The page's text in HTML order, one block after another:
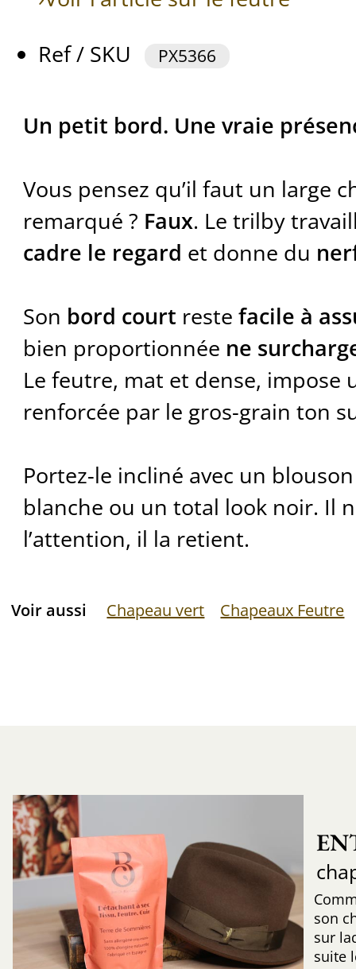
Ref / SKU
PX5366
Un petit bord. Une vraie
Vous pensez qu’il faut un large
remarqué ? Faux. Le trilby
cadre le regard et donne du
Son bord court reste facile à
bien proportionnée ne
Le feutre, mat et dense, impose
renforcée par le gros-grain ton
Portez-le incliné avec un
blanche ou un total look noir. Il
l’attention, il la retient.
Voir aussi Chapeau vert Chapeaux Feutre
son
sur
suite